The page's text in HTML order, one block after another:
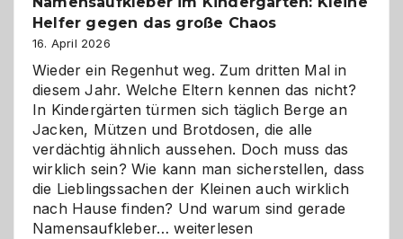
ist
eine
die
richtige
Wahl?
Helfer gegen das große Chaos
16. April 2026
Wieder ein Regenhut weg. Zum dritten Mal in
diesem Jahr. Welche Eltern kennen das nicht?
In Kindergärten türmen sich täglich Berge an
Jacken, Mützen und Brotdosen, die alle
verdächtig ähnlich aussehen. Doch muss das
wirklich sein? Wie kann man sicherstellen, dass
die Lieblingssachen der Kleinen auch wirklich
nach Hause finden? Und warum sind gerade
Namensaufkleber…Namensaufkleber
weiterlesen